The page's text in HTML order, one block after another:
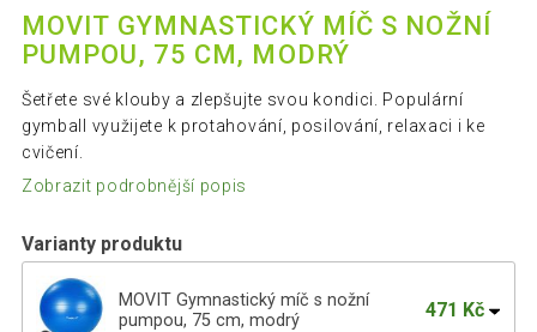
MOVIT GYMNASTICKÝ MÍČ S NOŽNÍ
PUMPOU, 75 CM, MODRÝ
Šetřete své klouby a zlepšujte svou kondici. Populární
gymball využijete k protahování, posilování, relaxaci i ke
cvičení.
Zobrazit podrobnější popis
Varianty produktu
MOVIT Gymnastický míč s nožní
pumpou, 75 cm, modrý
471 Kč